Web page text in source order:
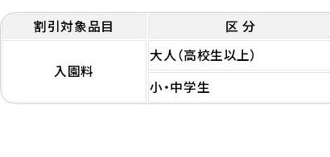
割引対象品目 区 分
入園料
大人（高校生以上）
小・中学生